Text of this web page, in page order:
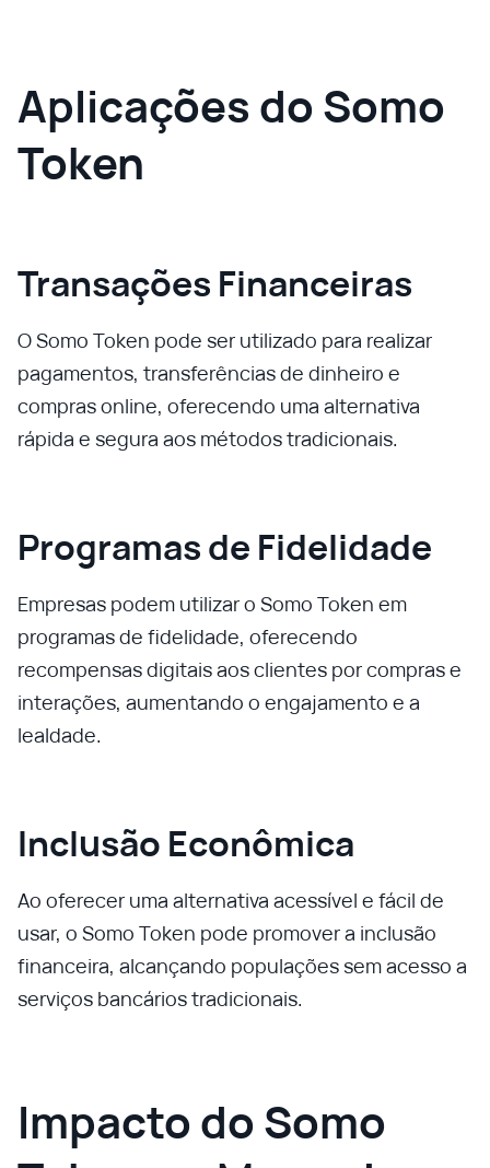
Aplicações do Somo
Token
Transações Financeiras
O Somo Token pode ser utilizado para realizar
pagamentos, transferências de dinheiro e
compras online, oferecendo uma alternativa
rápida e segura aos métodos tradicionais.
Programas de Fidelidade
Empresas podem utilizar o Somo Token em
programas de fidelidade, oferecendo
recompensas digitais aos clientes por compras e
interações, aumentando o engajamento e a
lealdade.
Inclusão Econômica
Ao oferecer uma alternativa acessível e fácil de
usar, o Somo Token pode promover a inclusão
financeira, alcançando populações sem acesso a
serviços bancários tradicionais.
Impacto do Somo